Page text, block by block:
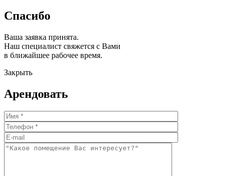
Спасибо
Ваша заявка принята.
Наш специалист свяжется с Вами
в ближайшее рабочее время.
Закрыть
Арендовать